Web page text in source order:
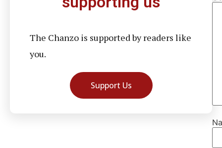
The Chanzo is supported by readers like
you.
Support Us